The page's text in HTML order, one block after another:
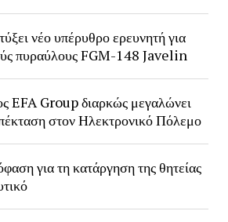
νέο υπέρυθρο ερευνητή για
πυραύλους FGM-148 Javelin
EFA Group διαρκώς μεγαλώνει
στον Ηλεκτρονικό Πόλεμο
για τη κατάργηση της θητείας